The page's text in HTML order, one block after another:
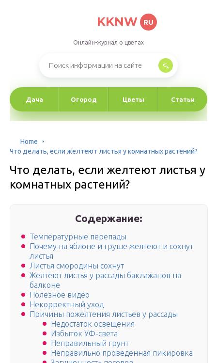
KKNW RU
Онлайн-журнал о цветах
Дача Огород Цветы Статьи
Home
Что делать, если желтеют листья у комнатных растений?
Что делать, если желтеют листья у
комнатных растений?
Содержание:
Температурные перепады
Почему на яблоне и груше желтеют и сохнут
листья
Листья смородины сохнут
Желтеют листья у рассады баклажанов на
балконе
Полезное видео
Некорректный уход
Причины пожелтения листьев у рассады
Недостаток освещения
Избыток УФ-света
Неправильный грунт
Неправильно проведенная пикировка